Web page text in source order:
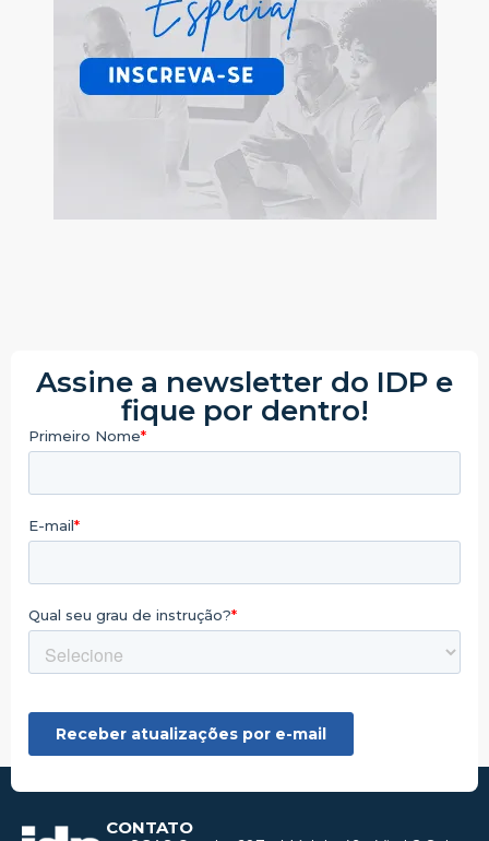
Assine a newsletter do IDP e
fique por dentro!
CONTATO